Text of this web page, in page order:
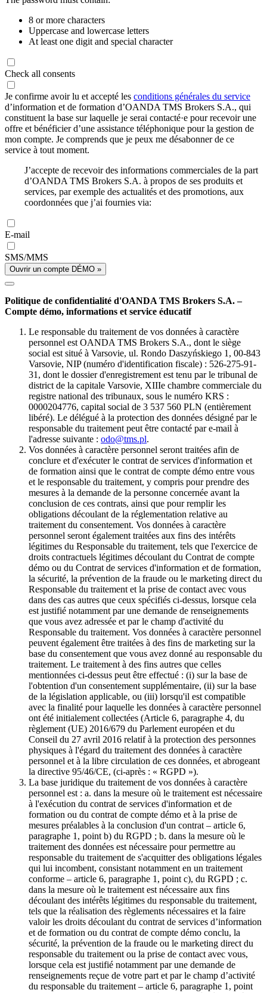
8 or more characters
Uppercase and lowercase letters
At least one digit and special character
Check all consents
Je confirme avoir lu et accepté les conditions générales du service
d’information et de formation d’OANDA TMS Brokers S.A., qui
constituent la base sur laquelle je serai contacté·e pour recevoir une
offre et bénéficier d’une assistance téléphonique pour la gestion de
mon compte. Je comprends que je peux me désabonner de ce
service à tout moment.
J’accepte de recevoir des informations commerciales de la part
d’OANDA TMS Brokers S.A. à propos de ses produits et
services, par exemple des actualités et des promotions, aux
coordonnées que j’ai fournies via:
E-mail
SMS/MMS
Ouvrir un compte DÉMO »
Politique de confidentialité d'OANDA TMS Brokers S.A. –
Compte démo, informations et service éducatif
Le responsable du traitement de vos données à caractère
personnel est OANDA TMS Brokers S.A., dont le siège
social est situé à Varsovie, ul. Rondo Daszyńskiego 1, 00-843
Varsovie, NIP (numéro d'identification fiscale) : 526-275-91-
31, dont le dossier d'enregistrement est tenu par le tribunal de
district de la capitale Varsovie, XIIIe chambre commerciale du
registre national des tribunaux, sous le numéro KRS :
0000204776, capital social de 3 537 560 PLN (entièrement
libéré). Le délégué à la protection des données désigné par le
responsable du traitement peut être contacté par e-mail à
l'adresse suivante : odo@tms.pl.
Vos données à caractère personnel seront traitées afin de
conclure et d'exécuter le contrat de services d'information et
de formation ainsi que le contrat de compte démo entre vous
et le responsable du traitement, y compris pour prendre des
mesures à la demande de la personne concernée avant la
conclusion de ces contrats, ainsi que pour remplir les
obligations découlant de la réglementation relative au
traitement du consentement. Vos données à caractère
personnel seront également traitées aux fins des intérêts
légitimes du Responsable du traitement, tels que l'exercice de
droits contractuels légitimes découlant du Contrat de compte
démo ou du Contrat de services d'information et de formation,
la sécurité, la prévention de la fraude ou le marketing direct du
Responsable du traitement et la prise de contact avec vous
dans des cas autres que ceux spécifiés ci-dessus, lorsque cela
est justifié notamment par une demande de renseignements
que vous avez adressée et par le champ d'activité du
Responsable du traitement. Vos données à caractère personnel
peuvent également être traitées à des fins de marketing sur la
base du consentement que vous avez donné au responsable du
traitement. Le traitement à des fins autres que celles
mentionnées ci-dessus peut être effectué : (i) sur la base de
l'obtention d'un consentement supplémentaire, (ii) sur la base
de la législation applicable, ou (iii) lorsqu'il est compatible
avec la finalité pour laquelle les données à caractère personnel
ont été initialement collectées (Article 6, paragraphe 4, du
règlement (UE) 2016/679 du Parlement européen et du
Conseil du 27 avril 2016 relatif à la protection des personnes
physiques à l'égard du traitement des données à caractère
personnel et à la libre circulation de ces données, et abrogeant
la directive 95/46/CE, (ci-après : « RGPD »).
La base juridique du traitement de vos données à caractère
personnel est : a. dans la mesure où le traitement est nécessaire
à l'exécution du contrat de services d'information et de
formation ou du contrat de compte démo et à la prise de
mesures préalables à la conclusion d'un contrat – article 6,
paragraphe 1, point b) du RGPD ; b. dans la mesure où le
traitement des données est nécessaire pour permettre au
responsable du traitement de s'acquitter des obligations légales
qui lui incombent, consistant notamment en un traitement
conforme – article 6, paragraphe 1, point c), du RGPD ; c.
dans la mesure où le traitement est nécessaire aux fins
découlant des intérêts légitimes du responsable du traitement,
tels que la réalisation des règlements nécessaires et la faire
valoir les droits découlant du contrat de services d’information
et de formation ou du contrat de compte démo conclu, la
sécurité, la prévention de la fraude ou le marketing direct du
responsable du traitement ou la prise de contact avec vous,
lorsque cela est justifié notamment par une demande de
renseignements reçue de votre part et par le champ d’activité
du responsable du traitement – article 6, paragraphe 1, point